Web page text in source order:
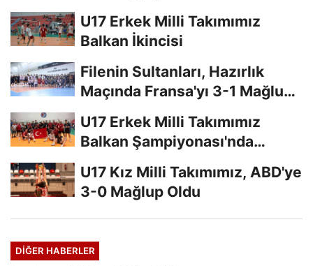
U17 Erkek Milli Takımımız
Balkan İkincisi
Filenin Sultanları, Hazırlık
Maçında Fransa'yı 3-1 Mağlup
U17 Erkek Milli Takımımız
Balkan Şampiyonası'nda
U17 Kız Milli Takımımız, ABD'ye
3-0 Mağlup Oldu
DIĞER HABERLER